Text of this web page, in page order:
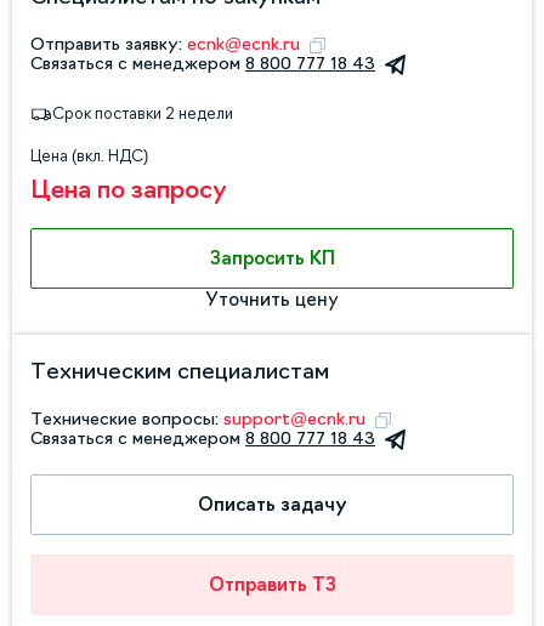
Отправить заявку: ecnk@ecnk.ru
Связаться с менеджером 8 800 777 18 43
Срок поставки 2 недели
Цена (вкл. НДС)
Цена по запросу
Запросить КП
Уточнить цену
Техническим специалистам
Технические вопросы: support@ecnk.ru
Связаться с менеджером 8 800 777 18 43
Описать задачу
Отправить ТЗ